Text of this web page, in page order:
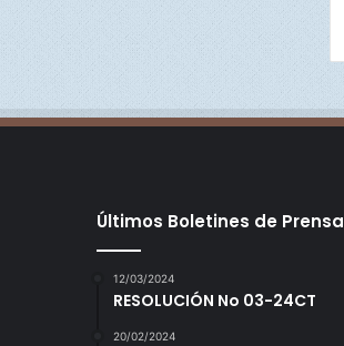
Últimos Boletines de Prensa
12/03/2024
RESOLUCIÓN No 03-24CT
20/02/2024